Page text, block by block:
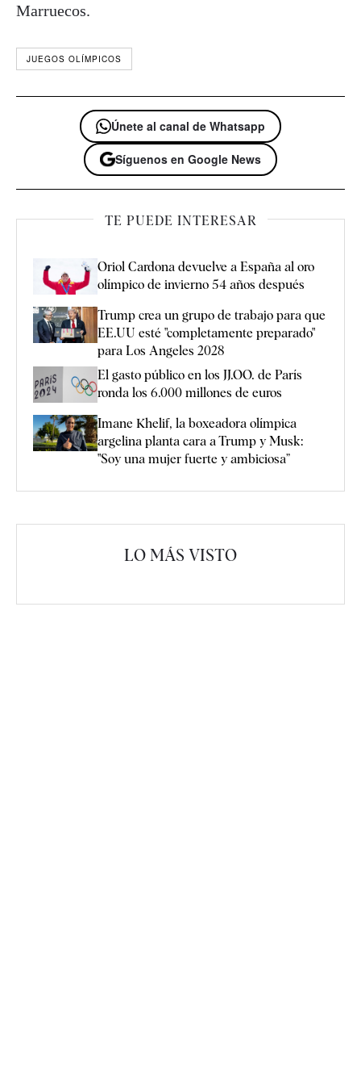
Marruecos.
JUEGOS OLÍMPICOS
Únete al canal de Whatsapp
Síguenos en Google News
TE PUEDE INTERESAR
Oriol Cardona devuelve a España al oro
olímpico de invierno 54 años después
Trump crea un grupo de trabajo para que
EE.UU esté "completamente preparado"
para Los Angeles 2028
El gasto público en los JJ.OO. de París
ronda los 6.000 millones de euros
Imane Khelif, la boxeadora olímpica
argelina planta cara a Trump y Musk:
"Soy una mujer fuerte y ambiciosa”
LO MÁS VISTO